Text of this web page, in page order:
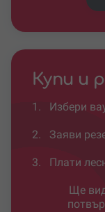
Купи и
1. Избери
2. Заяви
3. Плати
Ще